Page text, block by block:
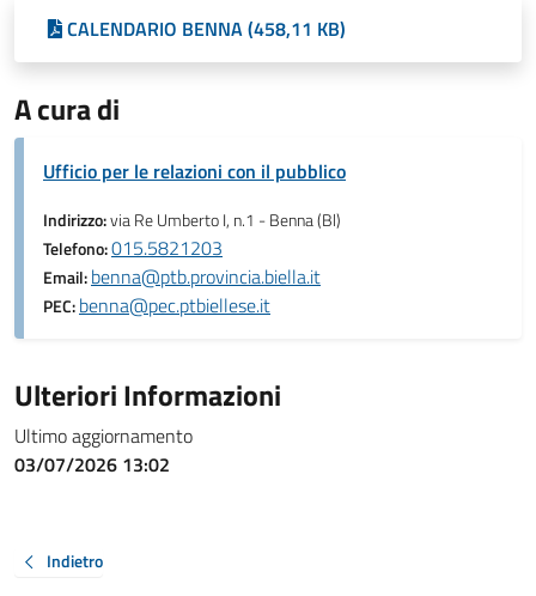
CALENDARIO BENNA (458,11 KB)
A cura di
Ufficio per le relazioni con il pubblico
Indirizzo:via Re Umberto I, n.1 - Benna (Bl)
Telefono:015.5821203
Email:benna@ptb.provincia.biella.it
PEC:benna@pec.ptbiellese.it
Ulteriori Informazioni
Ultimo aggiornamento
03/07/2026 13:02
Indietro